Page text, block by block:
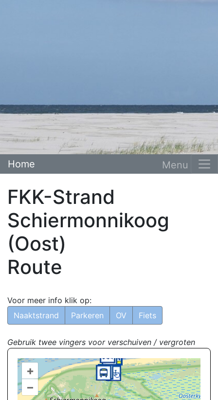
Home
FKK-Strand
Schiermonnikoog
(Oost)
Route
Voor meer info klik op:
Naaktstrand
Parkeren OV Fiets
Gebruik twee vingers voor verschuiven / vergroten
+
–